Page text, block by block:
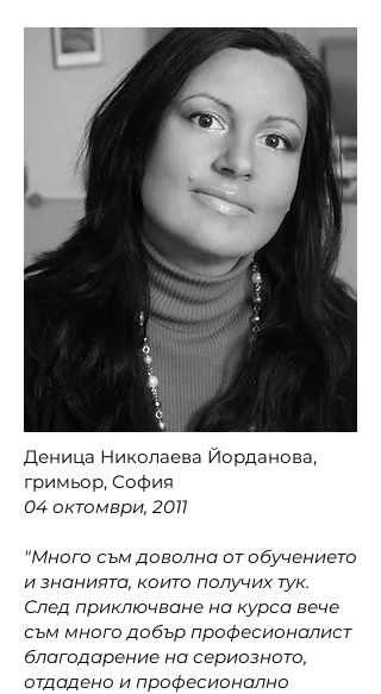
Деница Николаева Йорданова,
гримьор, София
04 октомври, 2011
"Много съм доволна от обучението
и знанията, които получих тук.
След приключване на курса вече
съм много добър професионалист
благодарение на сериозното,
отдадено и професионално